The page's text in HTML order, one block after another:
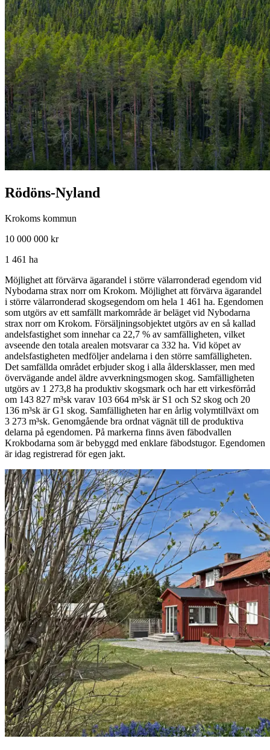
Rödöns-Nyland
Krokoms kommun
10 000 000 kr
1 461 ha
Möjlighet att förvärva ägarandel i större välarronderad egendom vid
Nybodarna strax norr om Krokom. Möjlighet att förvärva ägarandel
i större välarronderad skogsegendom om hela 1 461 ha. Egendomen
som utgörs av ett samfällt markområde är beläget vid Nybodarna
strax norr om Krokom. Försäljningsobjektet utgörs av en så kallad
andelsfastighet som innehar ca 22,7 % av samfälligheten, vilket
avseende den totala arealen motsvarar ca 332 ha. Vid köpet av
andelsfastigheten medföljer andelarna i den större samfälligheten.
Det samfällda området erbjuder skog i alla åldersklasser, men med
övervägande andel äldre avverkningsmogen skog. Samfälligheten
utgörs av 1 273,8 ha produktiv skogsmark och har ett virkesförråd
om 143 827 m³sk varav 103 664 m³sk är S1 och S2 skog och 20
136 m³sk är G1 skog. Samfälligheten har en årlig volymtillväxt om
3 273 m³sk. Genomgående bra ordnat vägnät till de produktiva
delarna på egendomen. På markerna finns även fäbodvallen
Krokbodarna som är bebyggd med enklare fäbodstugor. Egendomen
är idag registrerad för egen jakt.